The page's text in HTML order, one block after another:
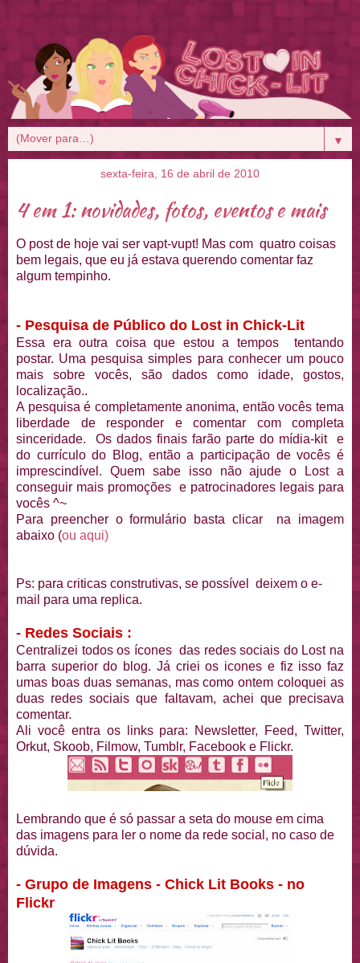
▼
sexta-feira, 16 de abril de 2010
4 em 1: novidades, fotos, eventos e mais
O post de hoje vai ser vapt-vupt! Mas com quatro coisas
bem legais, que eu já estava querendo comentar faz
algum tempinho.
- Pesquisa de Público do Lost in Chick-Lit
Essa era outra coisa que estou a tempos tentando
postar. Uma pesquisa simples para conhecer um pouco
mais sobre vocês, são dados como idade, gostos,
localização..
A pesquisa é completamente anonima, então vocês tema
liberdade de responder e comentar com completa
sinceridade. Os dados finais farão parte do mídia-kit e
do currículo do Blog, então a participação de vocês é
imprescindível. Quem sabe isso não ajude o Lost a
conseguir mais promoções e patrocinadores legais para
vocês ^~
Para preencher o formulário basta clicar na imagem
abaixo (ou aqui)
Ps: para criticas construtivas, se possível deixem o e-
mail para uma replica.
- Redes Sociais :
Centralizei todos os ícones das redes sociais do Lost na
barra superior do blog. Já criei os icones e fiz isso faz
umas boas duas semanas, mas como ontem coloquei as
duas redes sociais que faltavam, achei que precisava
comentar.
Ali você entra os links para: Newsletter, Feed, Twitter,
Orkut, Skoob, Filmow, Tumblr, Facebook e Flickr.
Lembrando que é só passar a seta do mouse em cima
das imagens para ler o nome da rede social, no caso de
dúvida.
- Grupo de Imagens - Chick Lit Books - no
Flickr